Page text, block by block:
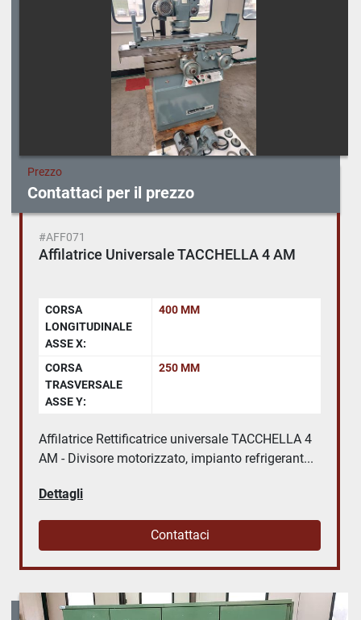
Prezzo
Contattaci per il prezzo
#AFF071
Affilatrice Universale TACCHELLA 4 AM
CORSA
LONGITUDINALE
ASSE X:
400 MM
CORSA
TRASVERSALE
ASSE Y:
250 MM
Affilatrice Rettificatrice universale TACCHELLA 4
AM - Divisore motorizzato, impianto refrigerant...
Dettagli
Contattaci